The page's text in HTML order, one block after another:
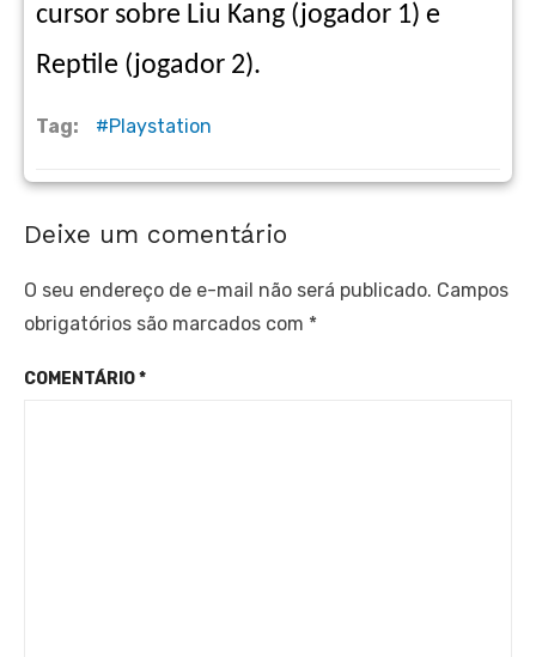
cursor sobre Liu Kang (jogador 1) e
Reptile (jogador 2).
Tag: Playstation
Deixe um comentário
O seu endereço de e-mail não será publicado. Campos
obrigatórios são marcados com *
COMENTÁRIO*